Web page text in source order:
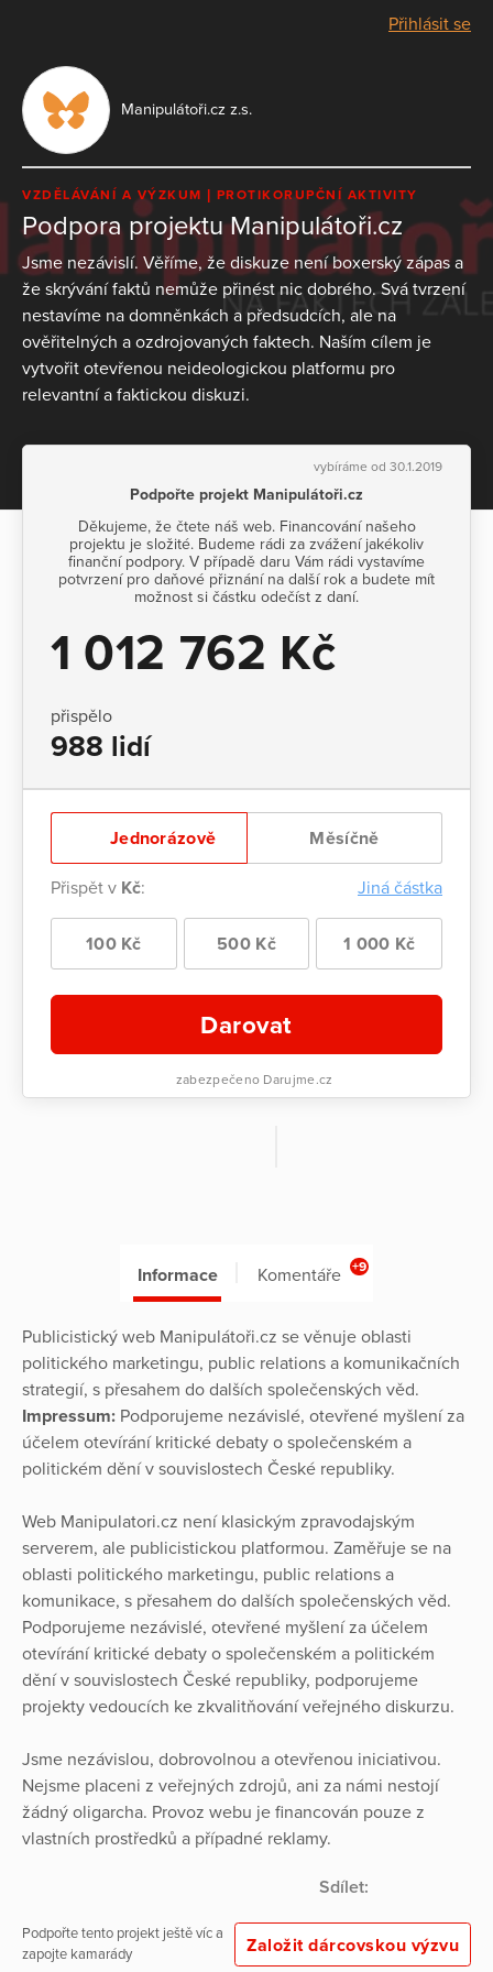
Přihlásit se
Manipulátoři.cz z.s.
VZDĚLÁVÁNÍ A VÝZKUM PROTIKORUPČNÍ AKTIVITY
Podpora projektu Manipulátoři.cz
Jsme nezávislí. Věříme, že diskuze není boxerský zápas a
že skrývání faktů nemůže přinést nic dobrého. Svá tvrzení
nestavíme na domněnkách a předsudcích, ale na
ověřitelných a ozdrojovaných faktech. Naším cílem je
vytvořit otevřenou neideologickou platformu pro
relevantní a faktickou diskuzi.
vybíráme od 30.1.2019
Podpořte projekt Manipulátoři.cz
Děkujeme, že čtete náš web. Financování našeho
projektu je složité. Budeme rádi za zvážení jakékoliv
finanční podpory. V případě daru Vám rádi vystavíme
potvrzení pro daňové přiznání na další rok a budete mít
možnost si částku odečíst z daní.
1 012 762 Kč
přispělo
988 lidí
Jednorázově Měsíčně
Přispět v Kč: Jiná částka
100 Kč 500 Kč 1 000 Kč
Darovat
zabezpečeno Darujme.cz
Informace Komentáře +9
Publicistický web Manipulátoři.cz se věnuje oblasti
politického marketingu, public relations a komunikačních
strategií, s přesahem do dalších společenských věd.
Impressum: Podporujeme nezávislé, otevřené myšlení za
účelem otevírání kritické debaty o společenském a
politickém dění v souvislostech České republiky.
Web Manipulatori.cz není klasickým zpravodajským
serverem, ale publicistickou platformou. Zaměřuje se na
oblasti politického marketingu, public relations a
komunikace, s přesahem do dalších společenských věd.
Podporujeme nezávislé, otevřené myšlení za účelem
otevírání kritické debaty o společenském a politickém
dění v souvislostech České republiky, podporujeme
projekty vedoucích ke zkvalitňování veřejného diskurzu.
Jsme nezávislou, dobrovolnou a otevřenou iniciativou.
Nejsme placeni z veřejných zdrojů, ani za námi nestojí
žádný oligarcha. Provoz webu je financován pouze z
vlastních prostředků a případné reklamy.
Sdílet:
Podpořte tento projekt ještě víc a
zapojte kamarády
Založit dárcovskou výzvu